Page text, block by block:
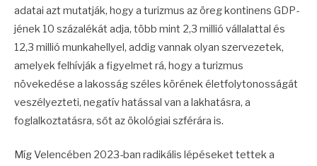
adatai azt mutatják, hogy a turizmus az öreg kontinens GDP-
jének 10 százalékát adja, több mint 2,3 millió vállalattal és
12,3 millió munkahellyel, addig vannak olyan szervezetek,
amelyek felhívják a figyelmet rá, hogy a turizmus
növekedése a lakosság széles körének életfolytonosságát
veszélyezteti, negatív hatással van a lakhatásra, a
foglalkoztatásra, sőt az ökológiai szférára is.
Míg Velencében 2023-ban radikális lépéseket tettek a